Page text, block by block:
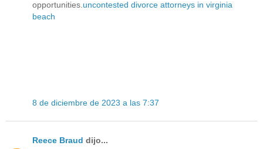
opportunities. uncontested divorce attorneys in virginia
beach
8 de diciembre de 2023 a las 7:37
Reece Braud dijo...